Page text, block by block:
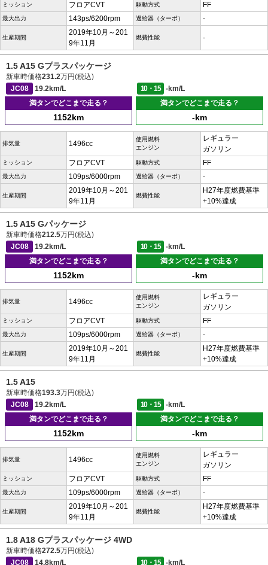
ミッション フロアCVT 駆動方式 FF
最大出力 143ps/6200rpm 過給器（ターボ） -
生産期間
2019年10月～201
9年11月
燃費性能 -
1.5 A15 Gプラスパッケージ
新車時価格231.2万円(税込)
JC08
19.2km/L 10・15
-km/L
満タンでどこまで走る？
1152km
満タンでどこまで走る？
-km
排気量 1496cc
使用燃料
エンジン
レギュラー
ガソリン
ミッション フロアCVT 駆動方式 FF
最大出力 109ps/6000rpm 過給器（ターボ） -
生産期間
2019年10月～201
9年11月
燃費性能
H27年度燃費基準
+10%達成
1.5 A15 Gパッケージ
新車時価格212.5万円(税込)
JC08
19.2km/L 10・15
-km/L
満タンでどこまで走る？
1152km
満タンでどこまで走る？
-km
排気量 1496cc
使用燃料
エンジン
レギュラー
ガソリン
ミッション フロアCVT 駆動方式 FF
最大出力 109ps/6000rpm 過給器（ターボ） -
生産期間
2019年10月～201
9年11月
燃費性能
H27年度燃費基準
+10%達成
1.5 A15
新車時価格193.3万円(税込)
JC08
19.2km/L 10・15
-km/L
満タンでどこまで走る？
1152km
満タンでどこまで走る？
-km
排気量 1496cc
使用燃料
エンジン
レギュラー
ガソリン
ミッション フロアCVT 駆動方式 FF
最大出力 109ps/6000rpm 過給器（ターボ） -
生産期間
2019年10月～201
9年11月
燃費性能
H27年度燃費基準
+10%達成
1.8 A18 Gプラスパッケージ 4WD
新車時価格272.5万円(税込)
JC08
14.8km/L 10・15 -km/L